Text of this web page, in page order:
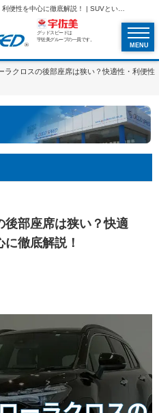
カローラクロスの後部座席は狭い？快適性・利便性を中心に徹底解説！ | SUVといえばグッドスピードGOOD SPEED
グッドスピードは
宇佐美グループの一員です。
MENU
ラクロスの後部座席は狭い？快適性・利便性
後部座席は狭い？快適
徹底解説！